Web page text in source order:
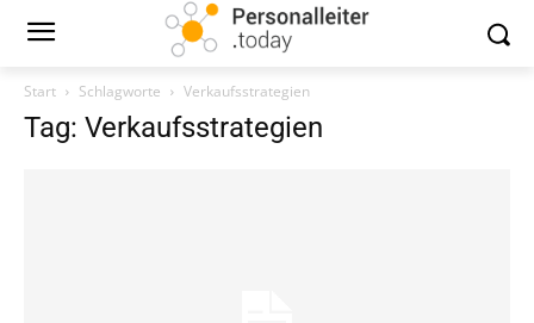
Start Schlagworte Verkaufsstrategien
Tag: Verkaufsstrategien